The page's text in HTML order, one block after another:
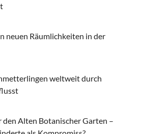
neuen Räumlichkeiten in der
weltweit durch
den Alten Botanischer Garten –